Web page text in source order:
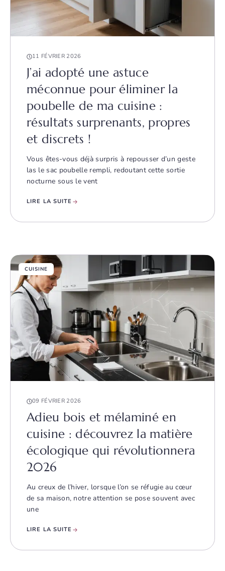
11 FÉVRIER 2026
J’ai adopté une astuce
méconnue pour éliminer la
poubelle de ma cuisine :
résultats surprenants, propres
et discrets !
Vous êtes-vous déjà surpris à repousser d’un geste
las le sac poubelle rempli, redoutant cette sortie
nocturne sous le vent
LIRE LA SUITE
CUISINE
09 FÉVRIER 2026
Adieu bois et mélaminé en
cuisine : découvrez la matière
écologique qui révolutionnera
2026
Au creux de l’hiver, lorsque l’on se réfugie au cœur
de sa maison, notre attention se pose souvent avec
une
LIRE LA SUITE